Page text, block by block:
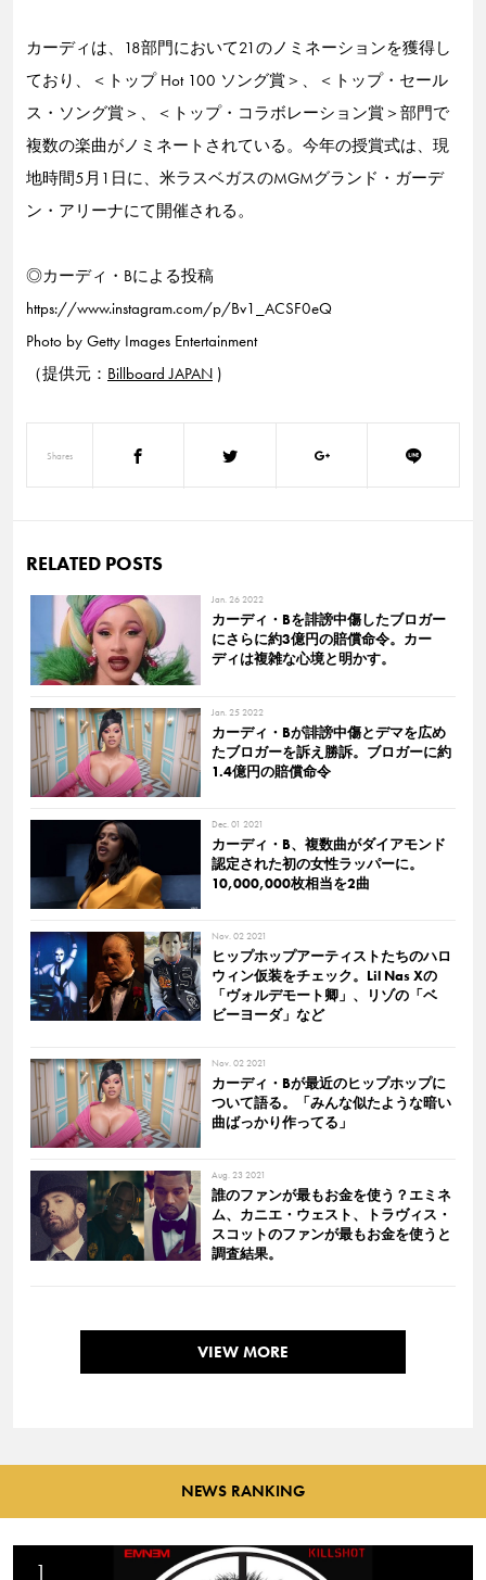
カーディは、18部門において21のノミネーションを獲得し
ており、＜トップ Hot 100 ソング賞＞、＜トップ・セール
ス・ソング賞＞、＜トップ・コラボレーション賞＞部門で
複数の楽曲がノミネートされている。今年の授賞式は、現
地時間5月1日に、米ラスベガスのMGMグランド・ガーデ
ン・アリーナにて開催される。
◎カーディ・Bによる投稿
https://www.instagram.com/p/Bv1_ACSF0eQ
Photo by Getty Images Entertainment
（提供元： Billboard JAPAN )
Shares
RELATED POSTS
Jan. 26 2022
カーディ・Bを誹謗中傷したブロガー
にさらに約3億円の賠償命令。カー
ディは複雑な心境と明かす。
Jan. 25 2022
カーディ・Bが誹謗中傷とデマを広め
たブロガーを訴え勝訴。ブロガーに約
1.4億円の賠償命令
Dec. 01 2021
カーディ・B、複数曲がダイアモンド
認定された初の女性ラッパーに。
10,000,000枚相当を2曲
Nov. 02 2021
ヒップホップアーティストたちのハロ
ウィン仮装をチェック。Lil Nas Xの
「ヴォルデモート卿」、リゾの「ベ
ビーヨーダ」など
Nov. 02 2021
カーディ・Bが最近のヒップホップに
ついて語る。「みんな似たような暗い
曲ばっかり作ってる」
Aug. 23 2021
誰のファンが最もお金を使う？エミネ
ム、カニエ・ウェスト、トラヴィス・
スコットのファンが最もお金を使うと
調査結果。
VIEW MORE
NEWS RANKING